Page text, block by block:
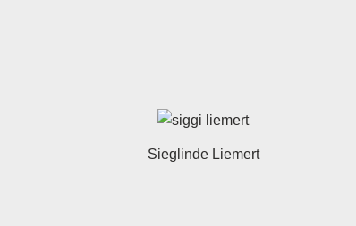
Sieglinde Liemert